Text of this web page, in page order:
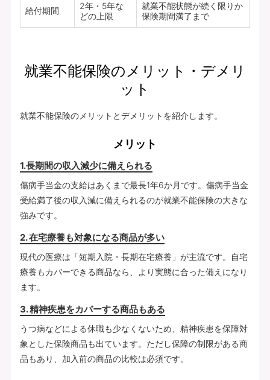
給付期間
2年・5年な
どの上限
就業不能状態が続く限りか
保険期間満了まで
就業不能保険のメリット・デメリ
ット
就業不能保険のメリットとデメリットを紹介します。
メリット
1.長期間の収入減少に備えられる
傷病手当金の支給はあくまで最長1年6か月です。傷病手当金
受給満了後の収入減に備えられるのが就業不能保険の大きな
強みです。
2. 在宅療養も対象になる商品が多い
現代の医療は「短期入院・長期在宅療養」が主流です。自宅
療養もカバーできる商品なら、より実態に合った備えになり
ます。
3. 精神疾患をカバーする商品もある
うつ病などによる休職も少なくないため、精神疾患を保障対
象とした保険商品も出ています。ただし保障の制限がある商
品もあり、加入前の商品の比較は必須です。